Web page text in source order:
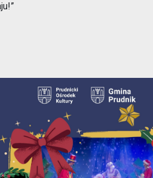
Outlook Live